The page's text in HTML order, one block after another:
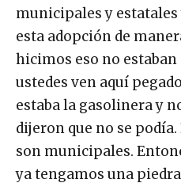
municipales y
esta adopción de
hicimos eso no estaban
ustedes ven aquí
estaba la gasolinera y
dijeron que no se
son municipales.
ya tengamos una